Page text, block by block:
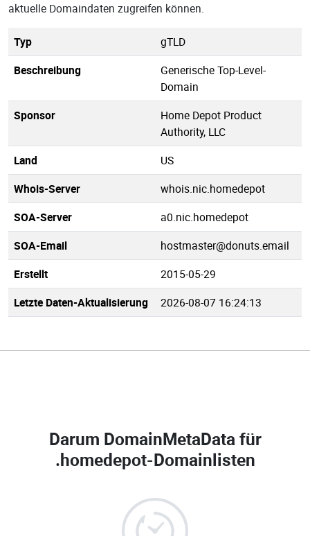
aktuelle Domaindaten zugreifen können.
Typ
gTLD
Beschreibung
Generische Top-Level-
Domain
Sponsor
Home Depot Product
Authority, LLC
Land
US
Whois-Server
whois.nic.homedepot
SOA-Server
a0.nic.homedepot
SOA-Email
hostmaster@donuts.email
Erstellt
2015-05-29
Letzte Daten-Aktualisierung
2026-08-07 16:24:13
Darum DomainMetaData für
.homedepot-Domainlisten